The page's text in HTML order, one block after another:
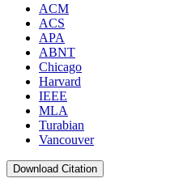
ACM
ACS
APA
ABNT
Chicago
Harvard
IEEE
MLA
Turabian
Vancouver
Download Citation